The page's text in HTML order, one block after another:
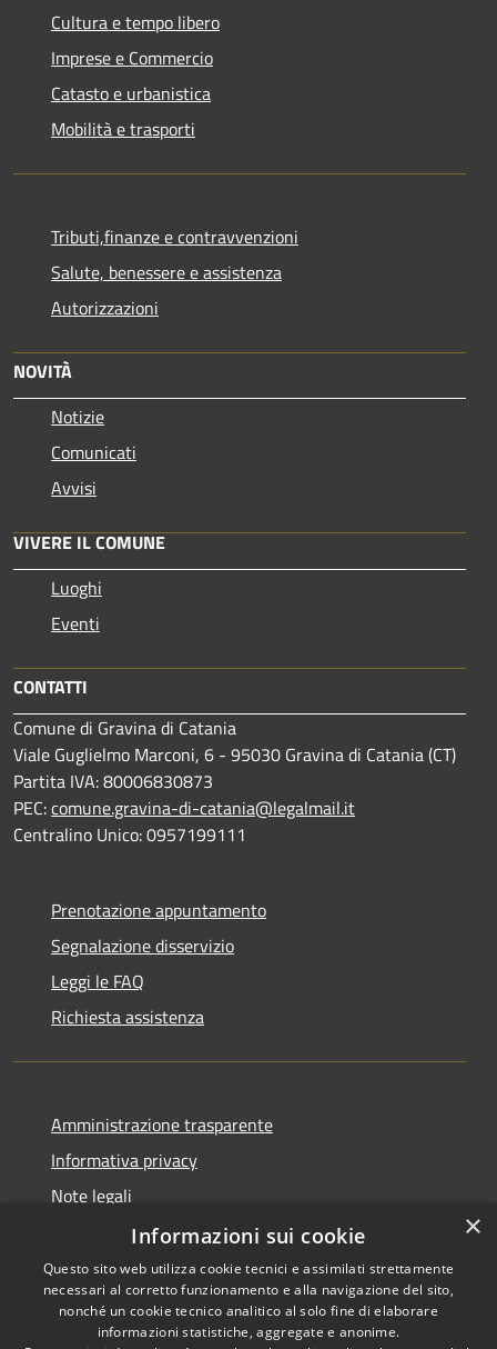
Cultura e tempo libero
Imprese e Commercio
Catasto e urbanistica
Mobilità e trasporti
Tributi,finanze e contravvenzioni
Salute, benessere e assistenza
Autorizzazioni
NOVITÀ
Notizie
Comunicati
Avvisi
VIVERE IL COMUNE
Luoghi
Eventi
CONTATTI
Comune di Gravina di Catania
Viale Guglielmo Marconi, 6 - 95030 Gravina di Catania (CT)
Partita IVA: 80006830873
PEC:comune.gravina-di-catania@legalmail.it
Centralino Unico: 0957199111
Prenotazione appuntamento
Segnalazione disservizio
Leggi le FAQ
Richiesta assistenza
Amministrazione trasparente
Informativa privacy
Note legali
Dichiarazione di accessibilità
RSS Copyright © 2026 • Comune di
×
Informazioni sui cookie
Questo sito web utilizza cookie tecnici e assimilati strettamente
necessari al corretto funzionamento e alla navigazione del sito,
nonché un cookie tecnico analitico al solo fine di elaborare
informazioni statistiche, aggregate e anonime.